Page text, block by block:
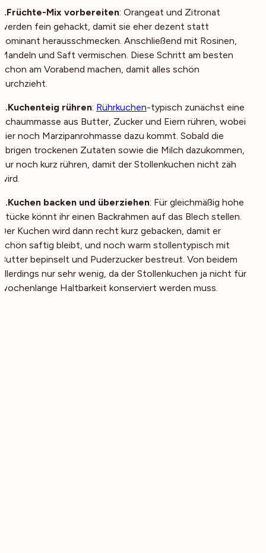
1.Früchte-Mix vorbereiten: Orangeat und Zitronat
werden fein gehackt, damit sie eher dezent statt
dominant herausschmecken. Anschließend mit Rosinen,
Mandeln und Saft vermischen. Diese Schritt am besten
schon am Vorabend machen, damit alles schön
durchzieht.
2.Kuchenteig rühren: Rührkuchen-typisch zunächst eine
Schaummasse aus Butter, Zucker und Eiern rühren, wobei
hier noch Marzipanrohmasse dazu kommt. Sobald die
übrigen trockenen Zutaten sowie die Milch dazukommen,
nur noch kurz rühren, damit der Stollenkuchen nicht zäh
wird.
3.Kuchen backen und überziehen: Für gleichmäßig hohe
Stücke könnt ihr einen Backrahmen auf das Blech stellen.
Der Kuchen wird dann recht kurz gebacken, damit er
schön saftig bleibt, und noch warm stollentypisch mit
Butter bepinselt und Puderzucker bestreut. Von beidem
allerdings nur sehr wenig, da der Stollenkuchen ja nicht für
wochenlange Haltbarkeit konserviert werden muss.